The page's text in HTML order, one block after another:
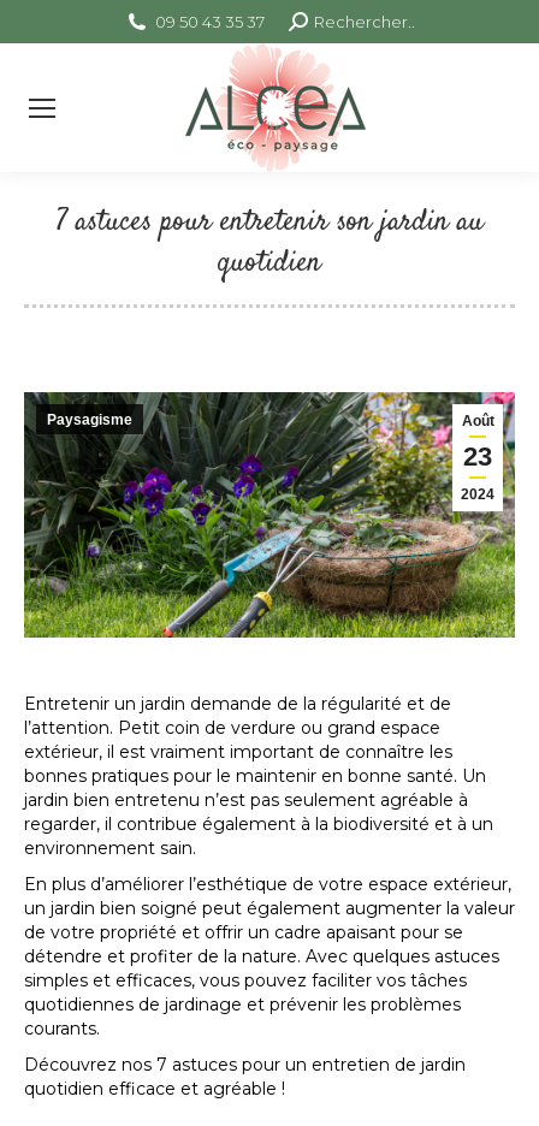
09 50 43 35 37 Search:
Rechercher..
7 astuces pour entretenir son jardin au
quotidien
Vous êtes ici :
Août
23
2024
Paysagisme
Entretenir un jardin demande de la régularité et de
l’attention. Petit coin de verdure ou grand espace
extérieur, il est vraiment important de connaître les
bonnes pratiques pour le maintenir en bonne santé. Un
jardin bien entretenu n’est pas seulement agréable à
regarder, il contribue également à la biodiversité et à un
environnement sain.
En plus d’améliorer l’esthétique de votre espace extérieur,
un jardin bien soigné peut également augmenter la valeur
de votre propriété et offrir un cadre apaisant pour se
détendre et profiter de la nature. Avec quelques astuces
simples et efficaces, vous pouvez faciliter vos tâches
quotidiennes de jardinage et prévenir les problèmes
courants.
Découvrez nos 7 astuces pour un entretien de jardin
quotidien efficace et agréable !